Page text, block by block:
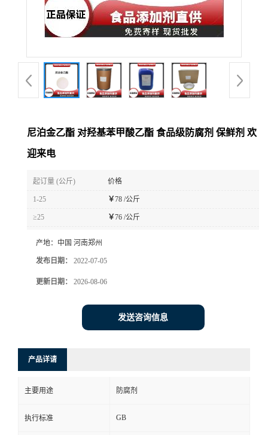
尼泊金乙酯 对羟基苯甲酸乙酯 食品级防腐剂 保鲜剂 欢
迎来电
起订量 (公斤) 价格
1-25 ￥78 /公斤
≥25 ￥76 /公斤
产地： 中国 河南郑州
发布日期： 2022-07-05
更新日期： 2026-08-06
发送咨询信息
产品详请
主要用途 防腐剂
执行标准 GB